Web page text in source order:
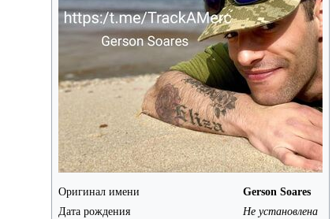
Оригинал имени
Gerson Soares
Дата рождения
Не установлена